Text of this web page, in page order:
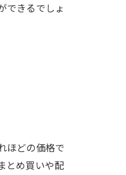
できるでしょ
ほどの価格で
とめ買いや配